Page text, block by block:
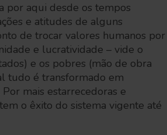
por aqui desde os tempos
e atitudes de alguns
de trocar valores humanos por
e lucratividade – vide o
e os pobres (mão de obra
tudo é transformado em
mais estarrecedoras e
o êxito do sistema vigente até